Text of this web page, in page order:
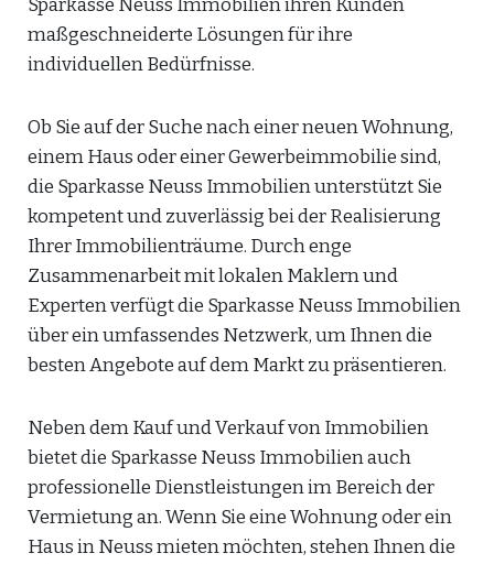
Sparkasse Neuss Immobilien ihren Kunden
maßgeschneiderte Lösungen für ihre
individuellen Bedürfnisse.
Ob Sie auf der Suche nach einer neuen Wohnung,
einem Haus oder einer Gewerbeimmobilie sind,
die Sparkasse Neuss Immobilien unterstützt Sie
kompetent und zuverlässig bei der Realisierung
Ihrer Immobilienträume. Durch enge
Zusammenarbeit mit lokalen Maklern und
Experten verfügt die Sparkasse Neuss Immobilien
über ein umfassendes Netzwerk, um Ihnen die
besten Angebote auf dem Markt zu präsentieren.
Neben dem Kauf und Verkauf von Immobilien
bietet die Sparkasse Neuss Immobilien auch
professionelle Dienstleistungen im Bereich der
Vermietung an. Wenn Sie eine Wohnung oder ein
Haus in Neuss mieten möchten, stehen Ihnen die